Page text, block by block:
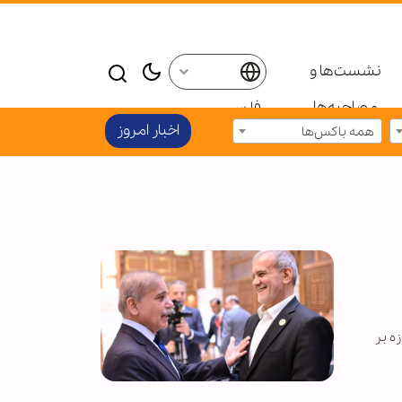
نشست‌ها و
مصاحبه‌ها
فارسی
همه باکس‌ها اخبار امروز
تلاشهای ناکام و ناموفق امریکا و رژیم صهیونیستی در جنگ ۱۲ روزه بر